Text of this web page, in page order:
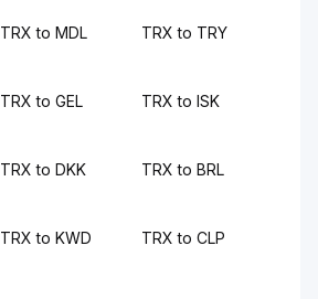
TRX to MDL TRX to TRY
TRX to GEL TRX to ISK
TRX to DKK TRX to BRL
TRX to KWD TRX to CLP